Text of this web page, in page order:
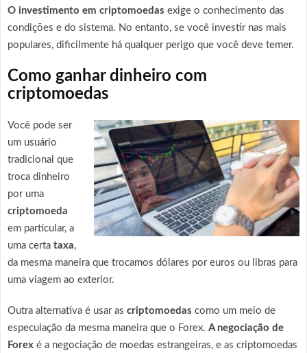
O investimento em criptomoedas exige o conhecimento das
condições e do sistema. No entanto, se você investir nas mais
populares, dificilmente há qualquer perigo que você deve temer.
Como ganhar dinheiro com
criptomoedas
Você pode ser
um usuário
tradicional que
troca dinheiro
por uma
criptomoeda
em particular, a
uma certa taxa,
da mesma maneira que trocamos dólares por euros ou libras para
uma viagem ao exterior.
Outra alternativa é usar as criptomoedas como um meio de
especulação da mesma maneira que o Forex. A negociação de
Forex é a negociação de moedas estrangeiras, e as criptomoedas